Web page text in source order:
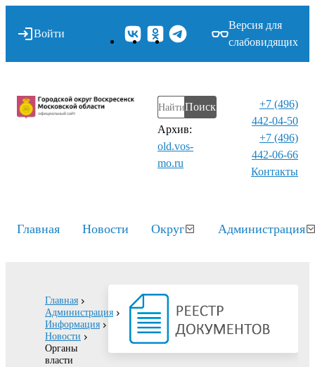
Войти
Версия для
слабовидящих
Поиск
Архив:
old.vos-
mo.ru
+7 (496)
442-04-50
+7 (496)
442-06-66
Контакты⁠
Главная Новости Округ Администрация
Главная
Администрация
Информация
Новости
Органы
власти